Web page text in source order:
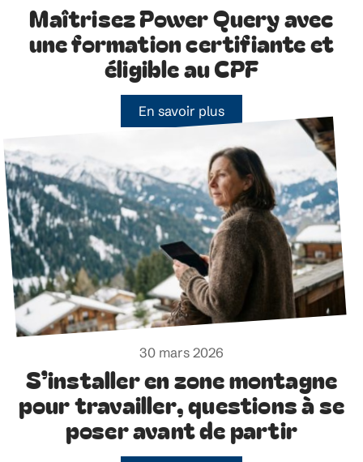
Maîtrisez Power Query avec
une formation certifiante et
éligible au CPF
En savoir plus
30 mars 2026
S’installer en zone montagne
pour travailler, questions à se
poser avant de partir